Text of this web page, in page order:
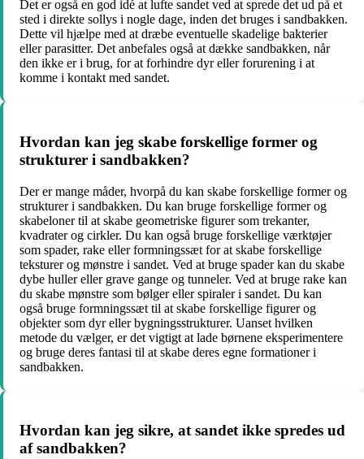
Det er også en god idé at lufte sandet ved at sprede det ud på et
sted i direkte sollys i nogle dage, inden det bruges i sandbakken.
Dette vil hjælpe med at dræbe eventuelle skadelige bakterier
eller parasitter. Det anbefales også at dække sandbakken, når
den ikke er i brug, for at forhindre dyr eller forurening i at
komme i kontakt med sandet.
Hvordan kan jeg skabe forskellige former og
strukturer i sandbakken?
Der er mange måder, hvorpå du kan skabe forskellige former og
strukturer i sandbakken. Du kan bruge forskellige former og
skabeloner til at skabe geometriske figurer som trekanter,
kvadrater og cirkler. Du kan også bruge forskellige værktøjer
som spader, rake eller formningssæt for at skabe forskellige
teksturer og mønstre i sandet. Ved at bruge spader kan du skabe
dybe huller eller grave gange og tunneler. Ved at bruge rake kan
du skabe mønstre som bølger eller spiraler i sandet. Du kan
også bruge formningssæt til at skabe forskellige figurer og
objekter som dyr eller bygningsstrukturer. Uanset hvilken
metode du vælger, er det vigtigt at lade børnene eksperimentere
og bruge deres fantasi til at skabe deres egne formationer i
sandbakken.
Hvordan kan jeg sikre, at sandet ikke spredes ud
af sandbakken?